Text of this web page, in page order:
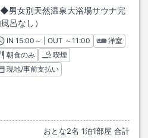
男女別天然温泉大浴場サウナ完
呂なし）
INチェックイン
15:00 ～ | OUT チェックアウト
～11:00
洋室
朝食のみ
喫煙
現地/事前支払い
おとな2名 1泊1部屋 合計